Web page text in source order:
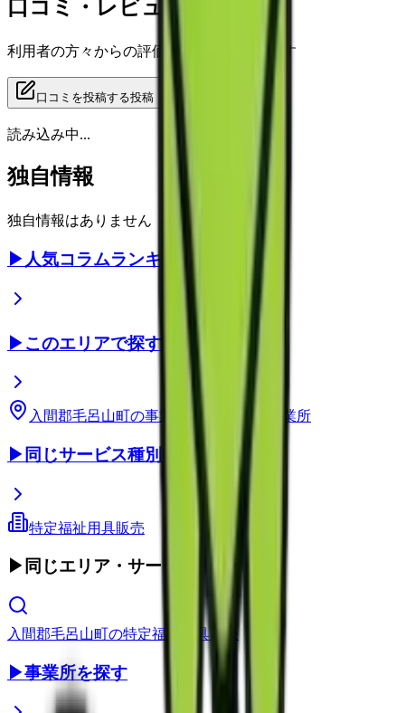
口コミ・レビュー
利用者の方々からの評価をご覧いただけます
口コミを投稿する投稿
読み込み中...
独自情報
独自情報はありません
▶ 人気コラムランキング
▶このエリアで探す
入間郡毛呂山町の事業所 の事業所
▶ 同じサービス種別
特定福祉用具販売
▶ 同じエリア・サービス種別
入間郡毛呂山町の特定福祉用具販売
▶事業所を探す